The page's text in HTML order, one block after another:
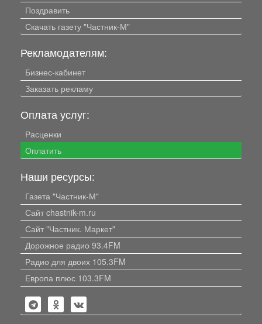
Поздравить
Скачать газету "Частник-М"
Рекламодателям:
Бизнес-кабинет
Заказать рекламу
Оплата услуг:
Расценки
Оплатить
Наши ресурсы:
Газета "Частник-М"
Сайт chastnik-m.ru
Сайт "Частник. Маркет"
Дорожное радио 93.4FM
Радио для двоих 105.3FM
Европа плюс 103.3FM